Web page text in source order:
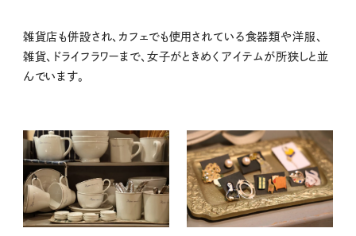
雑貨店も併設され、カフェでも使用されている食器類や洋服、
雑貨、ドライフラワーまで、女子がときめくアイテムが所狭しと並
んでいます。